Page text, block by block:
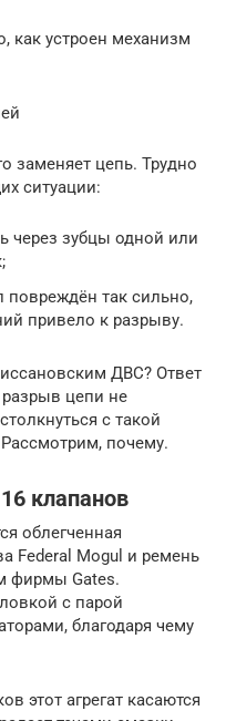
как устроен механизм
заменяет цепь. Трудно
ситуации:
через зубцы одной или
так сильно,
привело к разрыву.
ДВС? Ответ
цепи не
с такой
почему.
клапанов
облегченная
Federal Mogul и ремень
фирмы Gates.
с парой
благодаря чему
этот агрегат касаются